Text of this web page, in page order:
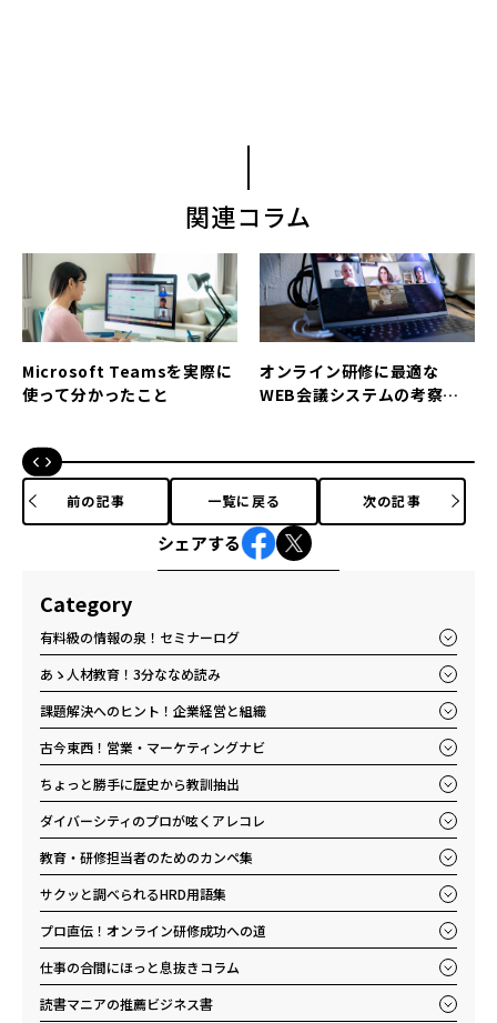
Category
有料級の情報の泉！セミナーログ
あゝ人材教育！3分ななめ読み
課題解決へのヒント！企業経営と組織
古今東西！営業・マーケティングナビ
ちょっと勝手に歴史から教訓抽出
ダイバーシティのプロが呟くアレコレ
教育・研修担当者のためのカンペ集
サクッと調べられるHRD用語集
プロ直伝！オンライン研修成功への道
仕事の合間にほっと息抜きコラム
読書マニアの推薦ビジネス書
関連コラム
Microsoft Teamsを実際に
使って分かったこと
オンライン研修に最適な
WEB会議システムの考察＜
前の記事 一覧に戻る 次の記事
シェアする